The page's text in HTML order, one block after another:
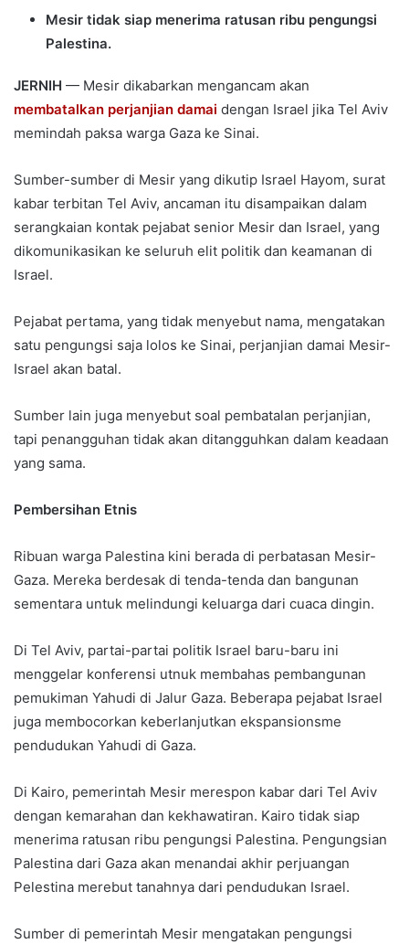
Mesir tidak siap menerima ratusan ribu pengungsi
Palestina.
JERNIH — Mesir dikabarkan mengancam akan
membatalkan perjanjian damai dengan Israel jika Tel Aviv
memindah paksa warga Gaza ke Sinai.
Sumber-sumber di Mesir yang dikutip Israel Hayom, surat
kabar terbitan Tel Aviv, ancaman itu disampaikan dalam
serangkaian kontak pejabat senior Mesir dan Israel, yang
dikomunikasikan ke seluruh elit politik dan keamanan di
Israel.
Pejabat pertama, yang tidak menyebut nama, mengatakan
satu pengungsi saja lolos ke Sinai, perjanjian damai Mesir-
Israel akan batal.
Sumber lain juga menyebut soal pembatalan perjanjian,
tapi penangguhan tidak akan ditangguhkan dalam keadaan
yang sama.
Pembersihan Etnis
Ribuan warga Palestina kini berada di perbatasan Mesir-
Gaza. Mereka berdesak di tenda-tenda dan bangunan
sementara untuk melindungi keluarga dari cuaca dingin.
Di Tel Aviv, partai-partai politik Israel baru-baru ini
menggelar konferensi utnuk membahas pembangunan
pemukiman Yahudi di Jalur Gaza. Beberapa pejabat Israel
juga membocorkan keberlanjutkan ekspansionsme
pendudukan Yahudi di Gaza.
Di Kairo, pemerintah Mesir merespon kabar dari Tel Aviv
dengan kemarahan dan kekhawatiran. Kairo tidak siap
menerima ratusan ribu pengungsi Palestina. Pengungsian
Palestina dari Gaza akan menandai akhir perjuangan
Pelestina merebut tanahnya dari pendudukan Israel.
Sumber di pemerintah Mesir mengatakan pengungsi